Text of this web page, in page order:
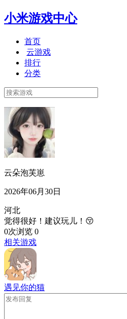
小米游戏中心
首页
云游戏
排行
分类
云朵泡芙崽
2026年06月30日
河北
觉得很好！建议玩儿！😚
0次浏览 0
相关游戏
遇见你的猫